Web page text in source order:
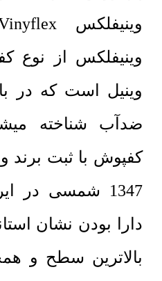
وینیفلکس از
وینیل است که در
ضدآب شناخته
کفپوش با ثبت برند
1347 شمسی در
دارا بودن نشان
بالاترین سطح و